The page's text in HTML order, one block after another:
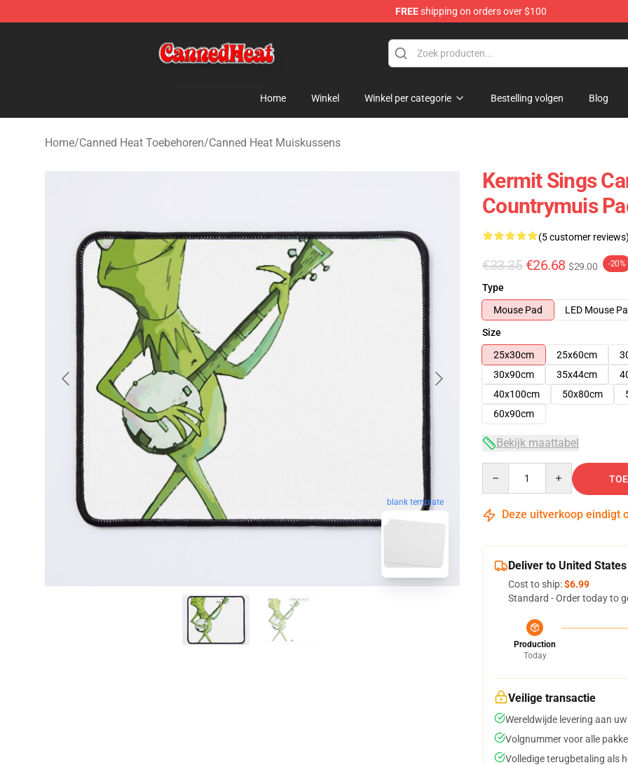
FREEshipping on orders over $100
Home Winkel Winkel per categorie Bestelling volgen Blog
Home/Canned Heat Toebehoren/Canned Heat Muiskussens
blank template
Kermit Sings
Countrymuis
(5 customer reviews)
€33.35 €26.68 $29.00 -20%
Type
Mouse Pad
LED Mouse
Size
25x30cm
25x60cm
30x90cm
35x44cm
40x100cm
50x80cm
60x90cm
Bekijk maattabel
Deze uitverkoop eindigt
Deliver to United States
Cost to ship:$6.99
Standard - Order today to
Production
Today
Veilige transactie
Wereldwijde levering aan
Volgnummer voor alle
Volledige terugbetaling als